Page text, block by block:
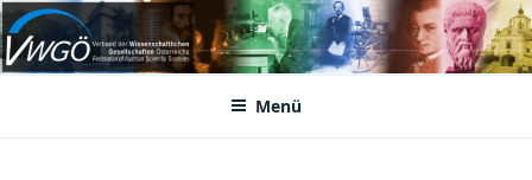
Zum
Inhalt
springenVWGÖ
Federation of Austrian Scientific Societies
Menü